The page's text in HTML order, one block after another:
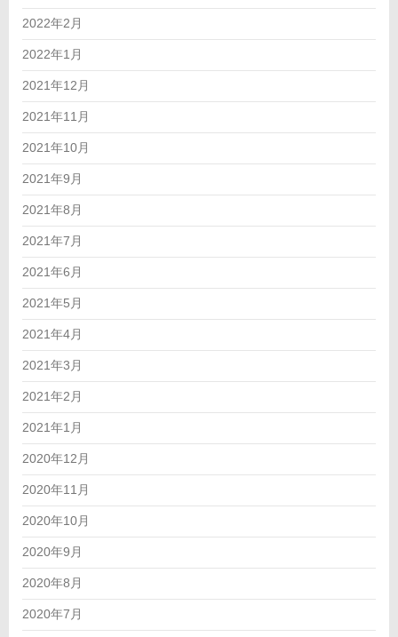
2022年2月
2022年1月
2021年12月
2021年11月
2021年10月
2021年9月
2021年8月
2021年7月
2021年6月
2021年5月
2021年4月
2021年3月
2021年2月
2021年1月
2020年12月
2020年11月
2020年10月
2020年9月
2020年8月
2020年7月